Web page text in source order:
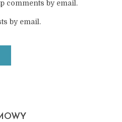
comments by email.
by email.